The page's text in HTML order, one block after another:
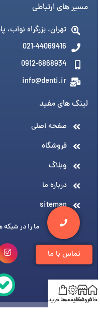
تماس با ما
مسیر های ارتباطی
تهران، بزرگراه نواب،
021-44069416
0912-6868934
info@denti.ir
لینک های مفید
صفحه اصلی
فروشگاه
وبلاگ
درباره ما
sitemap
ما را در شبکه
خانهفروشگاه
تخفیف هاسبد خرید